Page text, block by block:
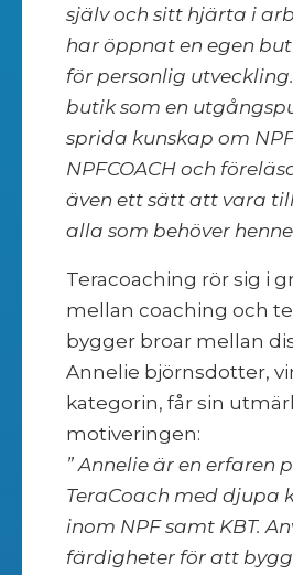
själv och sitt hjärta i
har öppnat en egen
för personlig
butik som en
sprida kunskap om
NPFCOACH och
även ett sätt att vara
alla som behöver
Teracoaching rör sig i
mellan coaching och
bygger broar mellan
Annelie björnsdotter,
kategorin, får sin
motiveringen:
” Annelie är en erfaren
TeraCoach med djupa
inom NPF samt KBT.
färdigheter för att